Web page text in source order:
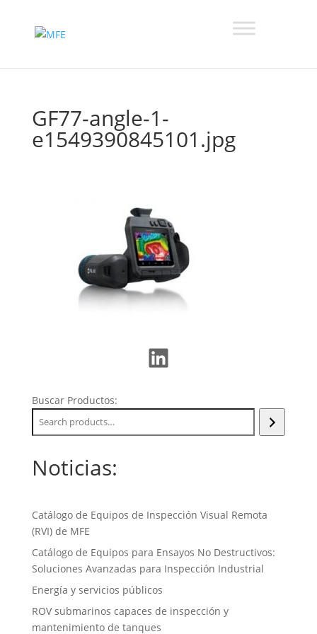
GF77-angle-1-
e1549390845101.jpg
LinkedIn
Buscar Productos:
Noticias:
Catálogo de Equipos de Inspección Visual Remota
(RVI) de MFE
Catálogo de Equipos para Ensayos No Destructivos:
Soluciones Avanzadas para Inspección Industrial
Energía y servicios públicos
ROV submarinos capaces de inspección y
mantenimiento de tanques